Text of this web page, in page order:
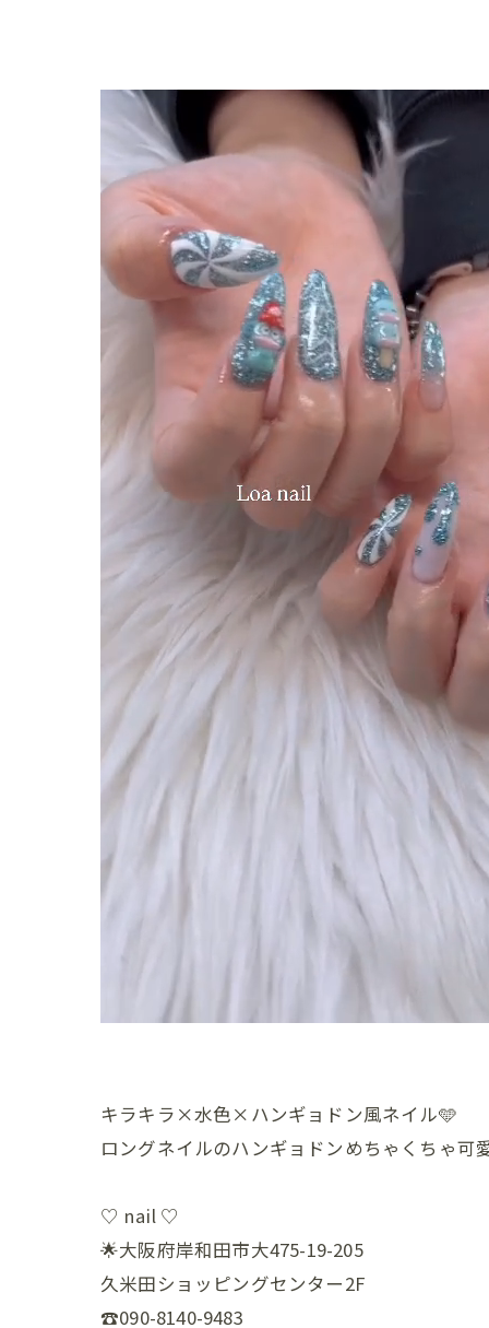
キラキラ×水色×ハンギョドン風ネイル🩵
ロングネイルのハンギョドンめちゃくちゃ可
♡ nail ♡
🌟大阪府岸和田市大475-19-205
久米田ショッピングセンター2F
☎️090-8140-9483